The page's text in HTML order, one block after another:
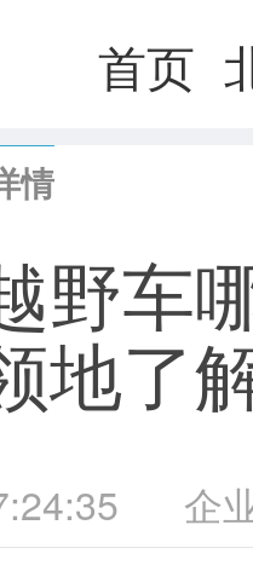
首页
情
野车
地了
企